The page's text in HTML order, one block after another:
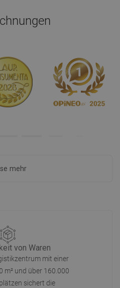
mehr
von Waren
mit einer
m² und über 160.000
sichert die